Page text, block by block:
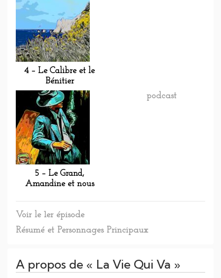
4 – Le Calibre et le
Bénitier
5 – Le Grand,
Amandine et nous
podcast
Voir le 1er épisode
Résumé et Personnages Principaux
A propos de « La Vie Qui Va »